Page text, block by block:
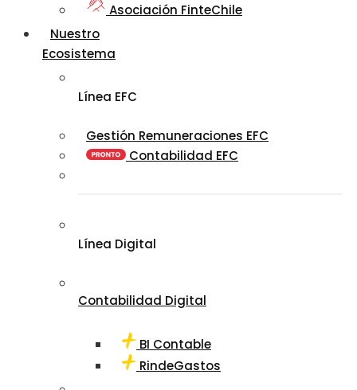
Asociación FinteChile
Nuestro
Ecosistema
Línea EFC
Gestión Remuneraciones EFC
Contabilidad EFC
Línea Digital
Contabilidad Digital
BI Contable
RindeGastos